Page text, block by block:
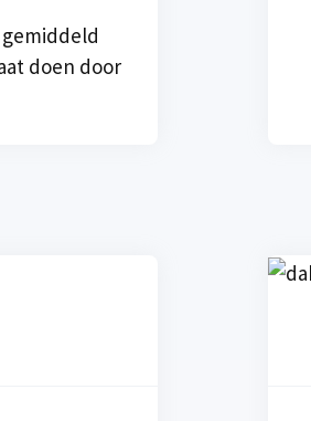
doen door